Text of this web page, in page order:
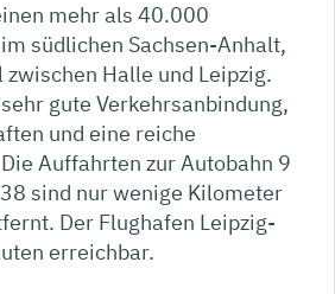
mehr als 40.000
südlichen Sachsen-Anhalt,
Halle und Leipzig.
gute Verkehrsanbindung,
und eine reiche
Auffahrten zur Autobahn 9
sind nur wenige Kilometer
Der Flughafen Leipzig-
erreichbar.